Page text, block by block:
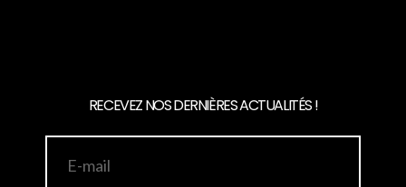
RECEVEZ NOS DERNIÈRES ACTUALITÉS !